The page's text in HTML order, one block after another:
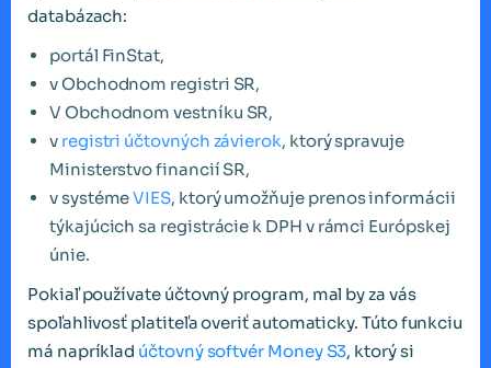
databázach:
portál FinStat,
v Obchodnom registri SR,
V Obchodnom vestníku SR,
v registri účtovných závierok, ktorý spravuje
Ministerstvo financií SR,
v systémeVIES, ktorý umožňuje prenos informácii
týkajúcich sa registrácie k DPH v rámci Európskej
únie.
Pokiaľ používate účtovný program, mal by za vás
spoľahlivosť platiteľa overiť automaticky. Túto funkciu
má napríklad účtovný softvér Money S3, ktorý si